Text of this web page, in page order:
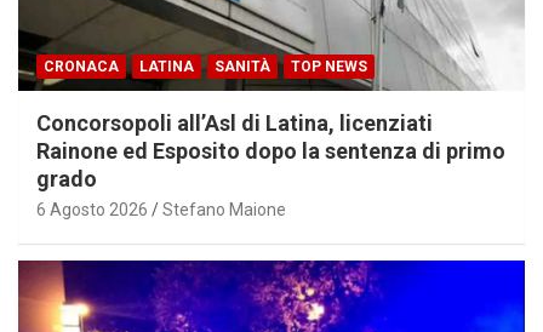
CRONACA LATINA SANITÀ TOP NEWS
Concorsopoli all’Asl di Latina, licenziati
Rainone ed Esposito dopo la sentenza di primo
grado
6 Agosto 2026 Stefano Maione